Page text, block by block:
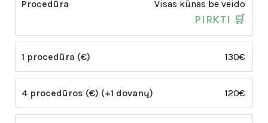
Visas kūnas be veido
PIRKTI 🛒
130€
120€